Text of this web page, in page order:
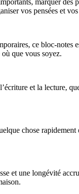
marquer des
vos pensées et
ce bloc-notes
que vous soyez.
et la lecture,
chose
et une longévité